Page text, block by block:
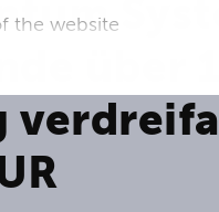
the website
targeted advertising